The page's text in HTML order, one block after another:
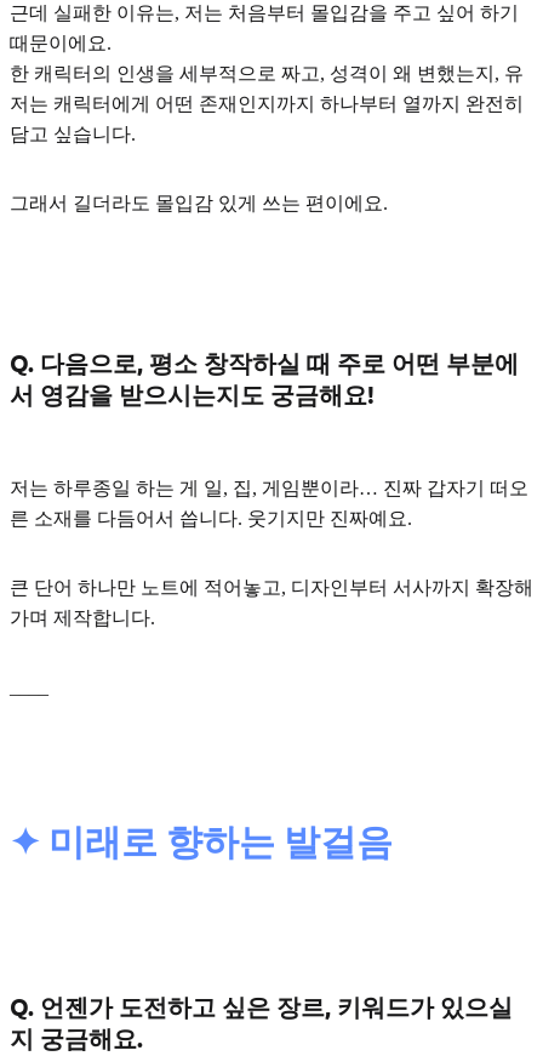
근데 실패한 이유는, 저는 처음부터 몰입감을 주고 싶어 하기
때문이에요.
한 캐릭터의 인생을 세부적으로 짜고, 성격이 왜 변했는지, 유
저는 캐릭터에게 어떤 존재인지까지 하나부터 열까지 완전히
담고 싶습니다.
그래서 길더라도 몰입감 있게 쓰는 편이에요.
Q. 다음으로, 평소 창작하실 때 주로 어떤 부분에
서 영감을 받으시는지도 궁금해요!
저는 하루종일 하는 게 일, 집, 게임뿐이라… 진짜 갑자기 떠오
른 소재 를 다듬어서 씁니다. 웃기지만 진짜예요.
큰 단어 하나만 노트에 적어놓고, 디자인부터 서사까지 확장해
가며 제작합니다.
✦ 미래로 향하는 발걸음
Q. 언젠가 도전하고 싶은 장르, 키워드가 있으실
지 궁금해요.